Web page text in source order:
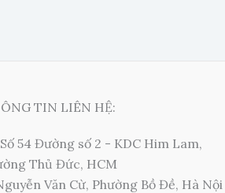
TIN LIÊN HỆ:
54 Đường số 2 - KDC Him Lam,
Thủ Đức, HCM
Văn Cừ, Phường Bồ Đề, Hà Nội